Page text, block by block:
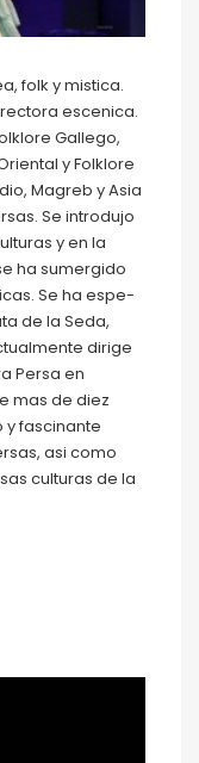
folk y mistica.
escenica.
Gallego,
y Folklore
Magreb y Asia
Se introdujo
y en la
ha sumergido
Se ha espe-
de la Seda,
dirige
Persa en
mas de diez
fascinante
asi como
culturas de la